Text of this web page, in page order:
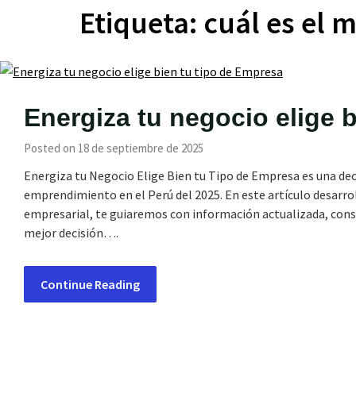
Etiqueta: cuál es el
Energiza tu negocio elige
Posted on 18 de septiembre de 2025
Energiza tu Negocio Elige Bien tu Tipo de Empresa es una
emprendimiento en el Perú del 2025. En este artículo
empresarial, te guiaremos con información actualizada,
mejor decisión….
Continue Reading